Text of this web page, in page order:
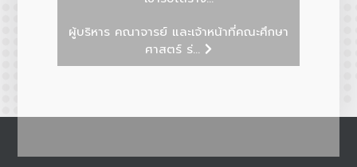
ผู้บริหาร คณาจารย์ และเจ้าหน้าที่คณะศึกษา
ศาสตร์ ร่...